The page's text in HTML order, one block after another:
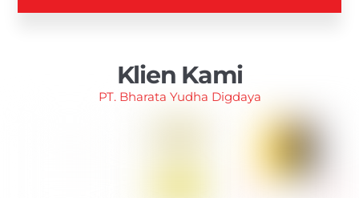
Klien Kami
PT. Bharata Yudha Digdaya